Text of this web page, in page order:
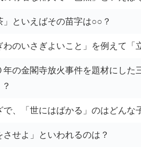
」といえばその苗字は○○？
わのいさぎよいこと」を例えて「
年の金閣寺放火事件を題材にした
で、「世にはばかる」のはどんな
させよ」といわれるのは？